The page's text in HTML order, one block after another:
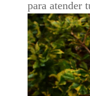
para atender